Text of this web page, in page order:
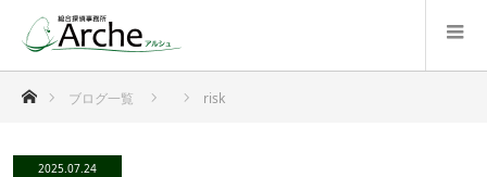
ホームブログ一覧 risk
2025.07.24